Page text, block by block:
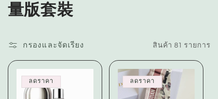
อ
เ
ล
量版套裝
กรองและจัดเรียง สินค้า 81 รายการ
ลดราคา ลดราคา